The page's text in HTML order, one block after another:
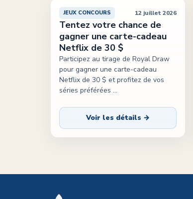
JEUX CONCOURS 12 juillet 2026
Tentez votre chance de
gagner une carte-cadeau
Netflix de 30 $
Participez au tirage de Royal Draw
pour gagner une carte-cadeau
Netflix de 30 $ et profitez de vos
séries préférées ...
Voir les détails →